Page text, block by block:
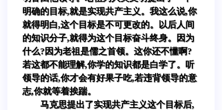
明确的目标,就是实现共产主义。我这么说,你
就得明白,这个目标是不可更改的。以后人间
的知识分子,就得为这个目标奋斗终身。因为
什么?因为老祖是儒之首领。这你还不懂啊?
若这都不能理解,你学的知识都是白学了。听
领导的话,你才会有好果子吃,若违背领导的意
志,你就等着挨踹。
马克思提出了实现共产主义这个目标后,